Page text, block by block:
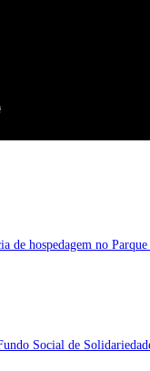
de hospedagem no
Social de